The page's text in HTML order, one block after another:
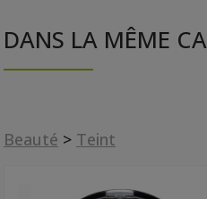
DANS LA MÊME
Beauté > Teint